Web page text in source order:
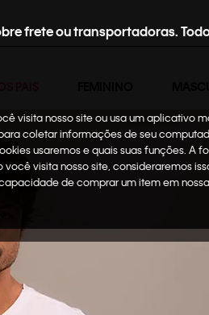
frete ou transportadoras.
visita nosso site ou usa um aplicativo
coletar informações de seu
usaremos e quais suas funções.
você visita nosso site, consideraremos
de comprar um item em